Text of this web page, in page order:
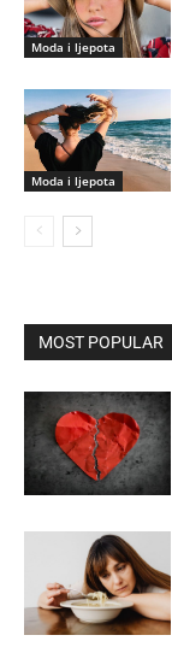
Moda i ljepota
Moda i ljepota
MOST POPULAR